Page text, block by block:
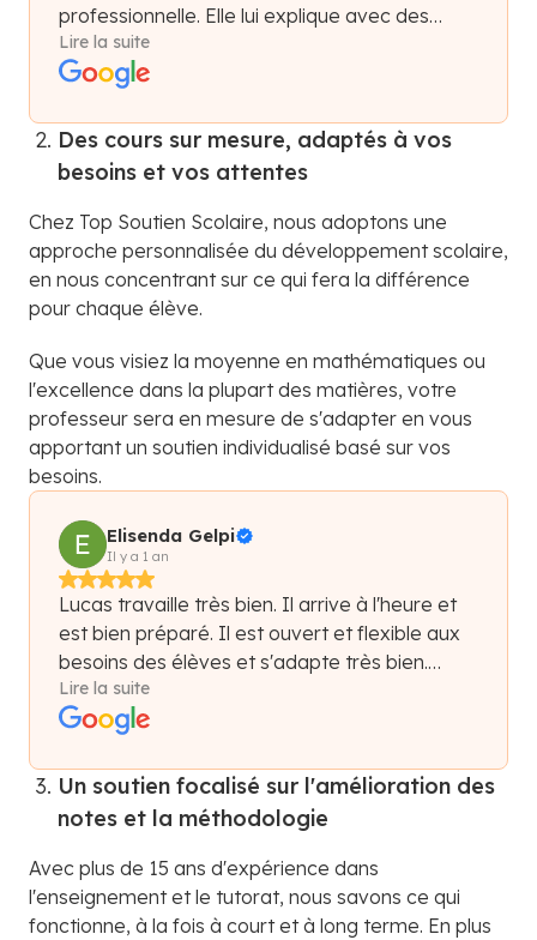
professionnelle. Elle lui explique avec des
choses concrets ce qui aide beaucoup ma
fille. Ma fille l’apprécie beaucoup.
Lire la suite
Des cours sur mesure, adaptés à vos
besoins et vos attentes
Chez Top Soutien Scolaire, nous adoptons une
approche personnalisée du développement scolaire,
en nous concentrant sur ce qui fera la différence
pour chaque élève.
Que vous visiez la moyenne en mathématiques ou
l'excellence dans la plupart des matières, votre
professeur sera en mesure de s'adapter en vous
apportant un soutien individualisé basé sur vos
besoins.
Elisenda Gelpi
Il y a 1 an
Lucas travaille très bien. Il arrive à l'heure et
est bien préparé. Il est ouvert et flexible aux
besoins des élèves et s'adapte très bien.
Lucas aide à se concentrer et apporte
beaucoup de confiance. En quelques
apprend et gagne en confiance.
Lire la suite
Un soutien focalisé sur l'amélioration des
notes et la méthodologie
Avec plus de 15 ans d'expérience dans
l'enseignement et le tutorat, nous savons ce qui
fonctionne, à la fois à court et à long terme. En plus